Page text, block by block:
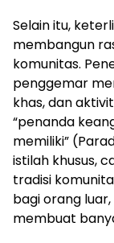
Selain itu,
membangun
komunitas.
penggemar
khas, dan
“penanda
memiliki”
istilah khusus,
tradisi
bagi orang
membuat